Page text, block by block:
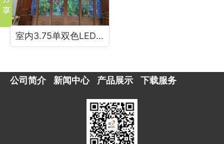
室内3.75单双色LED显示屏
公司简介 新闻中心 产品展示 下载服务